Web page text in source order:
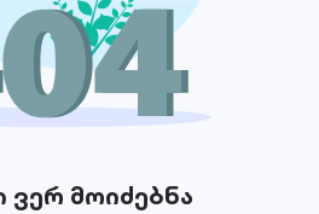
ვერ მოიძებნა